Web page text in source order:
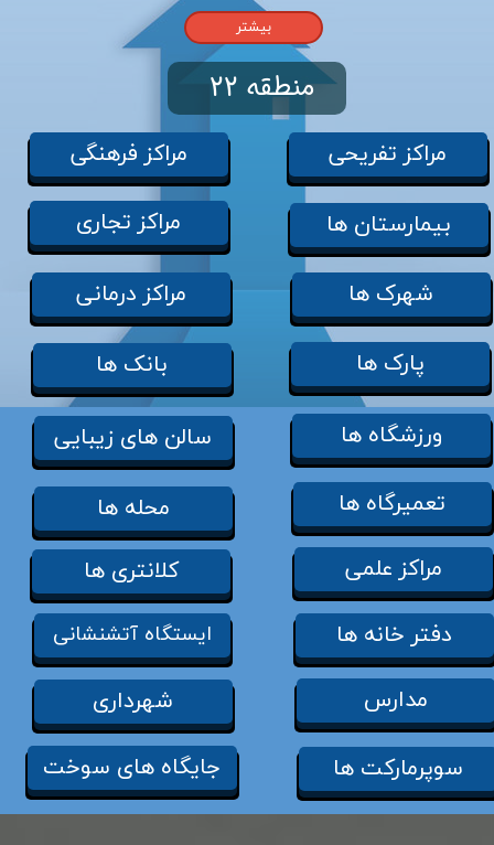
منطقه 22
بیشتر
مراکز تفریحی مراکز فرهنگی
مراکز تجاری
مراکز درمانی
بیمارستان ها
شهرک ها
پارک ها بانک ها
ورزشگاه ها سالن های زیبایی
تعمیرگاه ها
محله ها
مراکز علمی
دفتر خانه ها
کلانتری ها
ایستگاه آتشنشانی
مدارس شهرداری
سوپرمارکت ها جایگاه های سوخت